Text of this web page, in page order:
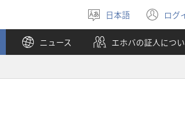
言
語
を
選
日本語 ログ
（新
し
い
タ
で
ニュース エホバの証人につ